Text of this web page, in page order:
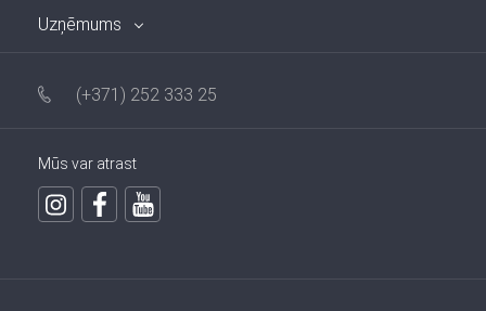
Uzņēmums
(+371) 252 333 25
Mūs var atrast